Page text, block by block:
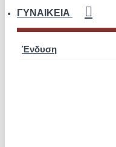
ΓΥΝΑΙΚΕΊΑ
Ένδυση